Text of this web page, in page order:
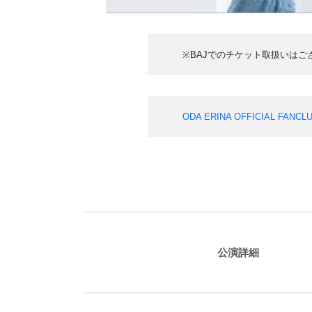
※BAJでのチケット取扱いはご
ODA ERINA OFFICIAL
公演詳細